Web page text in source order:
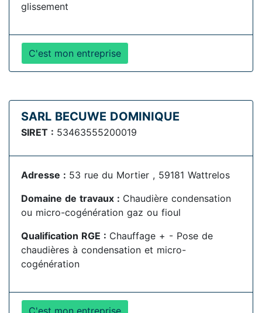
glissement
C'est mon entreprise
SARL BECUWE DOMINIQUE
SIRET : 53463555200019
Adresse : 53 rue du Mortier , 59181 Wattrelos
Domaine de travaux : Chaudière condensation
ou micro-cogénération gaz ou fioul
Qualification RGE : Chauffage + - Pose de
chaudières à condensation et micro-
cogénération
C'est mon entreprise